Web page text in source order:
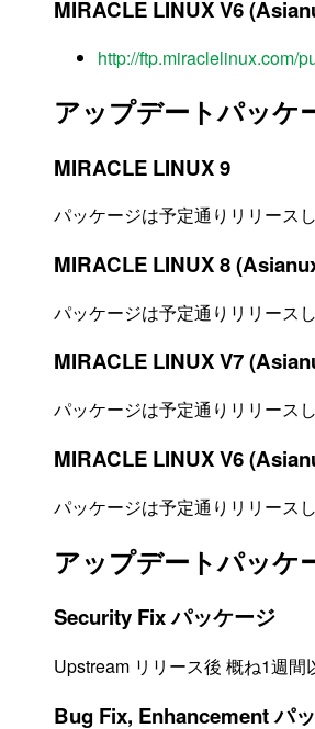
MIRACLE LINUX V6
http://ftp.miraclelinux.com/
アップデートパッケ
MIRACLE LINUX 9
パッケージは予定通りリリース
MIRACLE LINUX 8
パッケージは予定通りリリース
MIRACLE LINUX V7
パッケージは予定通りリリース
MIRACLE LINUX V6
パッケージは予定通りリリース
アップデートパッケ
Security Fix パッケージ
Upstream リリース後 概ね1週間
Bug Fix, Enhancement パ